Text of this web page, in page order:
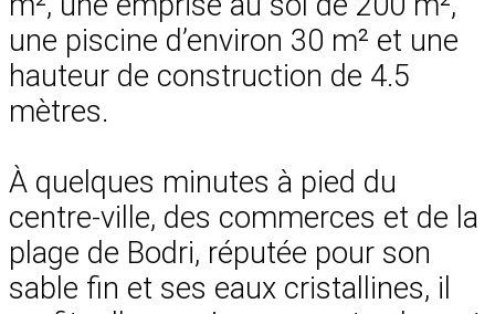
une piscine d’environ 30 m² et une
hauteur de construction de 4.5
mètres.
À quelques minutes à pied du
centre-ville, des commerces et de la
plage de Bodri, réputée pour son
sable fin et ses eaux cristallines, il